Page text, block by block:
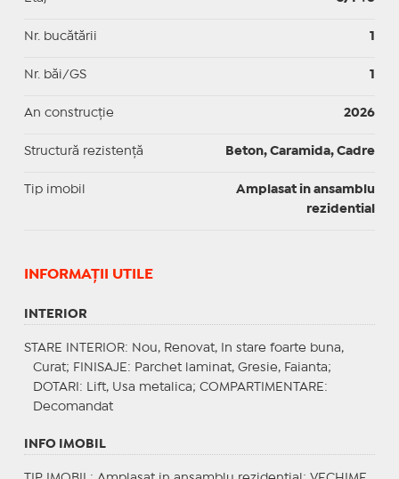
Nr. bucătării 1
Nr. băi/GS 1
An construcție 2026
Structură rezistență Beton, Caramida, Cadre
Tip imobil
Amplasat in ansamblu
rezidential
INFORMAŢII UTILE
INTERIOR
STARE INTERIOR: Nou, Renovat, In stare foarte buna,
Curat; FINISAJE : Parchet laminat, Gresie, Faianta;
DOTARI : Lift, Usa metalica; COMPARTIMENTARE :
Decomandat
INFO IMOBIL